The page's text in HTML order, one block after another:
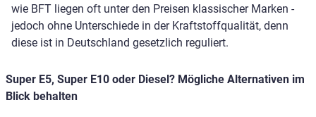
wie BFT liegen oft unter den Preisen klassischer Marken -
jedoch ohne Unterschiede in der Kraftstoffqualität, denn
diese ist in Deutschland gesetzlich reguliert.
Super E5, Super E10 oder Diesel? Mögliche Alternativen im
Blick behalten